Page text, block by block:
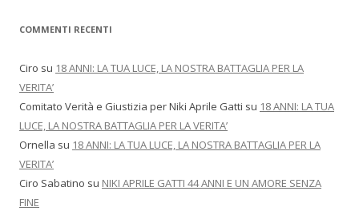
COMMENTI RECENTI
Ciro su 18 ANNI: LA TUA LUCE, LA NOSTRA BATTAGLIA PER LA
VERITA’
Comitato Verità e Giustizia per Niki Aprile Gatti su 18 ANNI: LA TUA
LUCE, LA NOSTRA BATTAGLIA PER LA VERITA’
Ornella su 18 ANNI: LA TUA LUCE, LA NOSTRA BATTAGLIA PER LA
VERITA’
Ciro Sabatino su NIKI APRILE GATTI 44 ANNI E UN AMORE SENZA
FINE